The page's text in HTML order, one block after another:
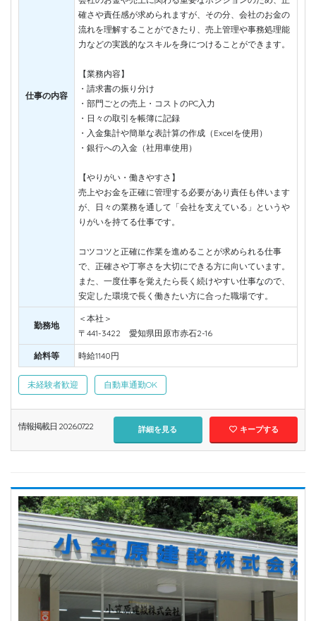
仕事の内容
確さや責任感が求められますが、その分、会社のお金の
流れを理解することができたり、売上管理や事務処理能
力などの実践的なスキルを身につけることができます。
【業務内容】
・請求書の振り分け
・部門ごとの売上・コストのPC入力
・日々の取引を帳簿に記録
・入金集計や簡単な表計算の作成（Excelを使用）
・銀行への入金（社用車使用）
【やりがい・働きやすさ】
売上やお金を正確に管理する必要があり責任も伴います
が、日々の業務を通して「会社を支えている」というや
りがいを持てる仕事です。
コツコツと正確に作業を進めることが求められる仕事
で、正確さや丁寧さを大切にできる方に向いています。
また、一度仕事を覚えたら長く続けやすい仕事なので、
安定した環境で長く働きたい方に合った職場です。
勤務地
＜本社＞
〒441-3422 愛知県田原市赤石2-16
給料等 時給1140円
未経験者歓迎 自動車通勤OK
情報掲載日 2026.07.22 詳細を見る キープする